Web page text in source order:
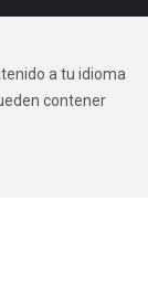
a tu idioma
contener